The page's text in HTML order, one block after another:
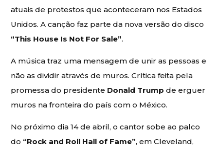
atuais de protestos que aconteceram nos Estados
Unidos. A canção faz parte da nova versão do disco
“This House Is Not For Sale”.
A música traz uma mensagem de unir as pessoas e
não as dividir através de muros. Crítica feita pela
promessa do presidente Donald Trump de erguer
muros na fronteira do país com o México.
No próximo dia 14 de abril, o cantor sobe ao palco
do “Rock and Roll Hall of Fame”, em Cleveland,